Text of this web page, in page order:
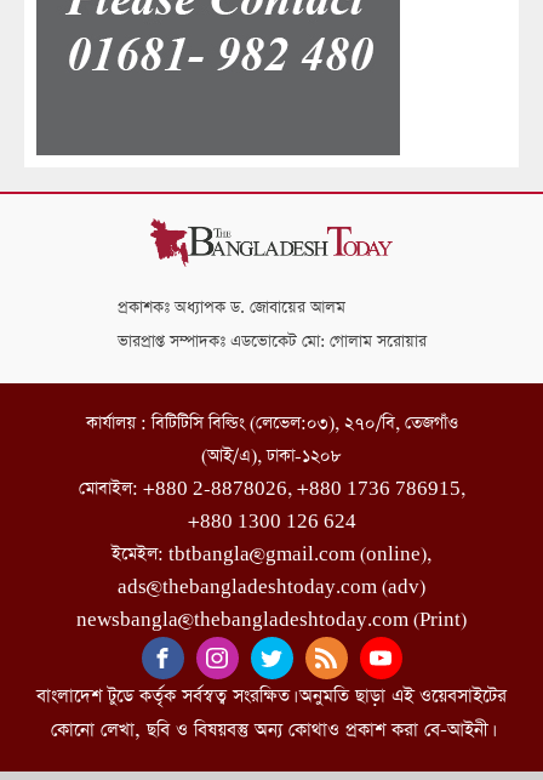
প্রকাশকঃ অধ্যাপক ড. জোবায়ের আলম
ভারপ্রাপ্ত সম্পাদকঃ এডভোকেট মো: গোলাম সরোয়ার
কার্যালয় : বিটিটিসি বিল্ডিং (লেভেল:০৩), ২৭০/বি, তেজগাঁও
(আই/এ), ঢাকা-১২০৮
মোবাইল: +880 2-8878026, +880 1736 786915,
+880 1300 126 624
ইমেইল: tbtbangla@gmail.com (online),
ads@thebangladeshtoday.com (adv)
newsbangla@thebangladeshtoday.com (Print)
বাংলাদেশ টুডে কর্তৃক সর্বস্বত্ব সংরক্ষিত। অনুমতি ছাড়া এই ওয়েবসাইটের
কোনো লেখা, ছবি ও বিষয়বস্তু অন্য কোথাও প্রকাশ করা বে-আইনী।